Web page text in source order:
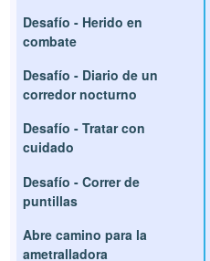
Desafío - Herido en
combate
Desafío - Diario de un
corredor nocturno
Desafío - Tratar con
cuidado
Desafío - Correr de
puntillas
Abre camino para la
ametralladora